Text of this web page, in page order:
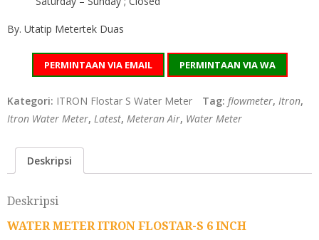
By. Utatip Metertek Duas
PERMINTAAN VIA EMAIL PERMINTAAN VIA WA
Kategori: ITRON Flostar S Water Meter Tag: flowmeter, Itron,
Itron Water Meter, Latest, Meteran Air, Water Meter
Deskripsi
Deskripsi
WATER METER ITRON FLOSTAR-S 6 INCH